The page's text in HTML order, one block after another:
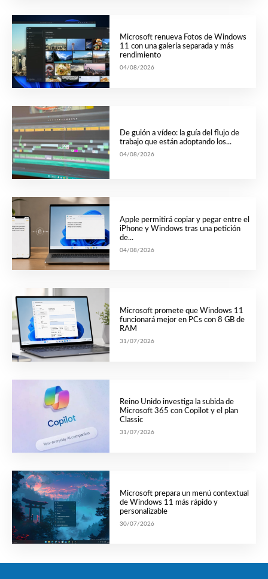
Microsoft renueva Fotos de Windows
11 con una galería separada y más
rendimiento
04/08/2026
De guión a vídeo: la guía del flujo de
trabajo que están adoptando los...
04/08/2026
Apple permitirá copiar y pegar entre el
iPhone y Windows tras una petición
de...
04/08/2026
Microsoft promete que Windows 11
funcionará mejor en PCs con 8 GB de
RAM
31/07/2026
Reino Unido investiga la subida de
Microsoft 365 con Copilot y el plan
Classic
31/07/2026
Microsoft prepara un menú contextual
de Windows 11 más rápido y
personalizable
30/07/2026